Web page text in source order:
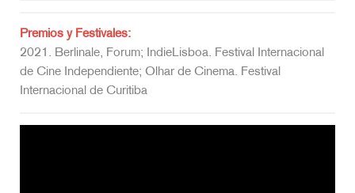
Premios y Festivales:
2021. Berlinale, Forum; IndieLisboa. Festival Internacional
de Cine Independiente; Olhar de Cinema. Festival
Internacional de Curitiba